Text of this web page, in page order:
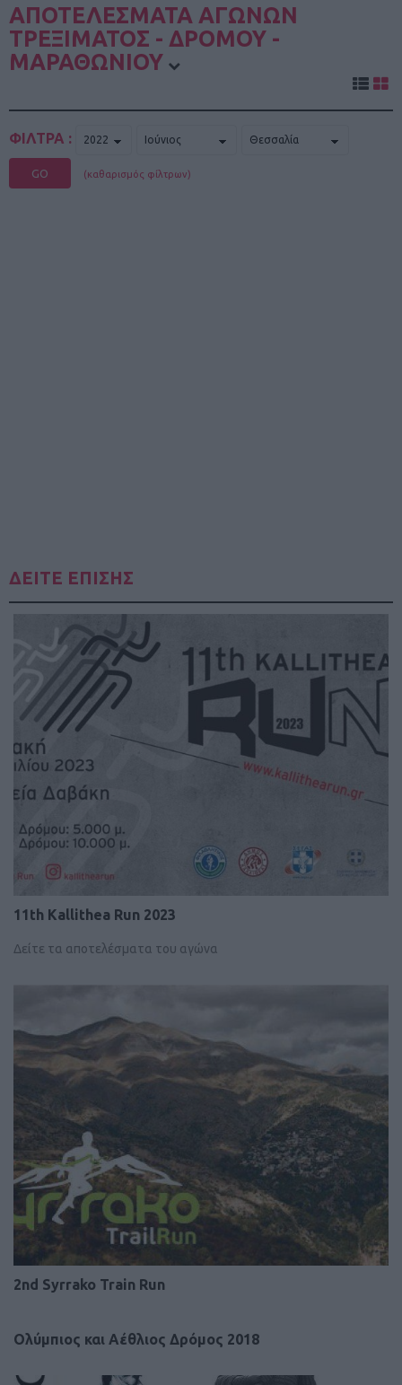
ΑΠΟΤΕΛΕΣΜΑΤΑ ΑΓΩΝΩΝ
ΤΡΕΞΙΜΑΤΟΣ - ΔΡΟΜΟΥ -
ΜΑΡΑΘΩΝΙΟΥ
ΦΙΛΤΡΑ :
GO (καθαρισμός φίλτρων)
ΔΕΙΤΕ ΕΠΙΣΗΣ
11th Kallithea Run 2023
Δείτε τα αποτελέσματα του αγώνα
2nd Syrrako Train Run
Ολύμπιος και Αέθλιος Δρόμος 2018